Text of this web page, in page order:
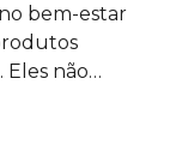
bem-estar
não